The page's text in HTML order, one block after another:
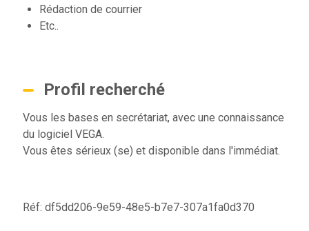
Rédaction de courrier
Etc..
Profil recherché
Vous les bases en secrétariat, avec une connaissance
du logiciel VEGA.
Vous êtes sérieux (se) et disponible dans l'immédiat.
Réf: df5dd206-9e59-48e5-b7e7-307a1fa0d370